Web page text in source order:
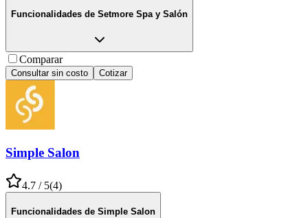
Funcionalidades de Setmore Spa y Salón
Comparar
Consultar sin costo Cotizar
Simple Salon
4.7 / 5(4)
Funcionalidades de Simple Salon